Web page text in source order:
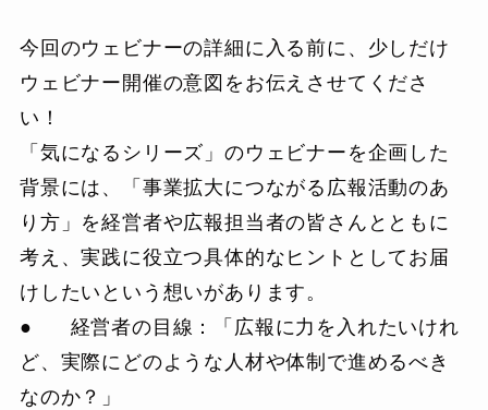
今回のウェビナーの詳細に入る前に、少しだけ
ウェビナー開催の意図をお伝えさせてくださ
い！
「気になるシリーズ」のウェビナーを企画した
背景には、「事業拡大につながる広報活動のあ
り方」を経営者や広報担当者の皆さんとともに
考え、実践に役立つ具体的なヒントとしてお届
けしたいという想いがあります。
● 経営者の目線：「広報に力を入れたいけれ
ど、実際にどのような人材や体制で進めるべき
なのか？」